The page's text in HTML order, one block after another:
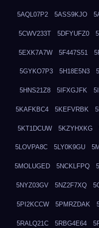
5AQL07P2 5ASS9KJO
5CWV233T 5DFYUFZ0
5EXK7A7W 5F447S51
5GYKO7P3 5H18E5N3
5HNS21Z8 5IFXGJFK
5KAFKBC4 5KEFVRBK
5KT1DCUW 5KZYHXKG
5LOVPA8C 5LY0K9GU
5MOLUGED 5NCKLFPQ
5NYZ03GV 5NZ2F7XQ
5PI2KCCW 5PMRZDAK
5RALQ21C 5RBG4E64